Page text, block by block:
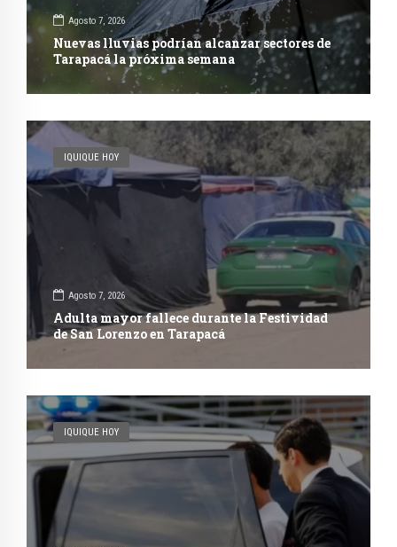
Agosto 7, 2026
Nuevas lluvias podrían alcanzar sectores de
Tarapacá la próxima semana
IQUIQUE HOY
Agosto 7, 2026
Adulta mayor fallece durante la Festividad
de San Lorenzo en Tarapacá
IQUIQUE HOY